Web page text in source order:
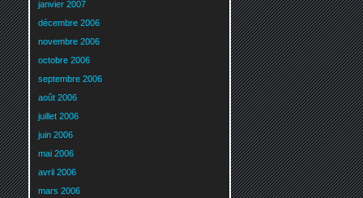
janvier 2007
décembre 2006
novembre 2006
octobre 2006
septembre 2006
août 2006
juillet 2006
juin 2006
mai 2006
avril 2006
mars 2006